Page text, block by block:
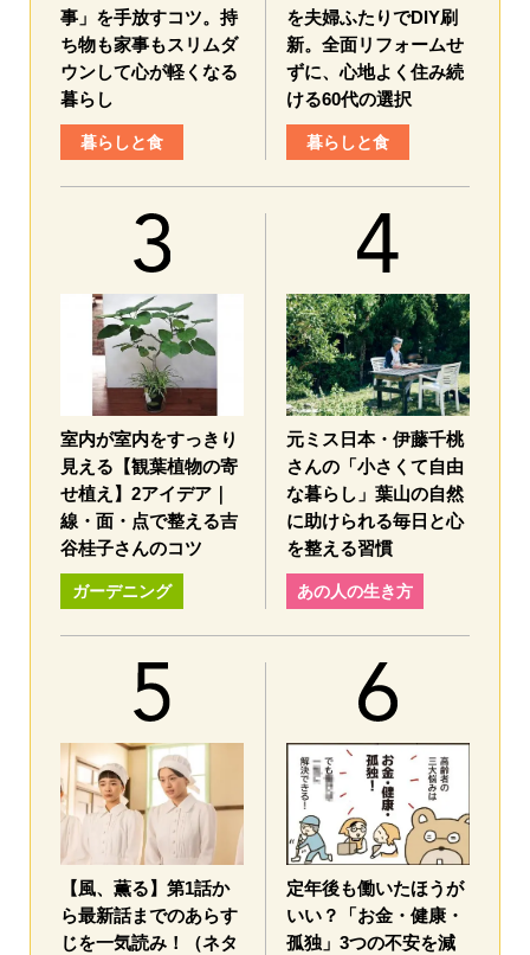
事」を手放すコツ。持
ち物も家事もスリムダ
ウンして心が軽くなる
暮らし
暮らしと食
を夫婦ふたりでDIY刷
新。全面リフォームせ
ずに、心地よく住み続
ける60代の選択
暮らしと食
室内が室内をすっきり
見える【観葉植物の寄
せ植え】2アイデア｜
線・面・点で整える吉
谷桂子さんのコツ
ガーデニング
元ミス日本・伊藤千桃
さんの「小さくて自由
な暮らし」葉山の自然
に助けられる毎日と心
を整える習慣
あの人の生き方
【風、薫る】第1話か
ら最新話までのあらす
じを一気読み！（ネタ
定年後も働いたほうが
いい？「お金・健康・
孤独」3つの不安を減